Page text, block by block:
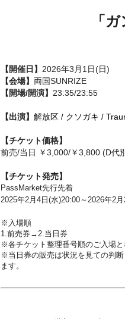
「
【開催日】 2026年3月1日(日)
【会場】 両国SUNRIZE
【開場/開演】 23:35/23:55
【出演】 解放区 / ク ソガキ /
【チケット価格】
前売/当日 ￥3,000/￥3,800 (D代
【チケット発売】
PassMarket先行先着
2025年2月4日(水)20:00～ 2026年2
※入場順
1 .前売券→2.当日券
※各チケット 整理番号順のご入場と
※当日券の販売は状況を見ての判
ます。